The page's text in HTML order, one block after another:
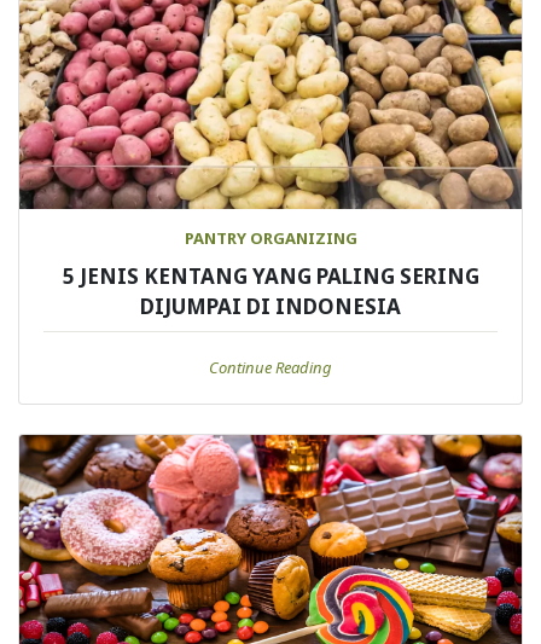
PANTRY ORGANIZING
5 JENIS KENTANG YANG PALING SERING
DIJUMPAI DI INDONESIA
Continue Reading